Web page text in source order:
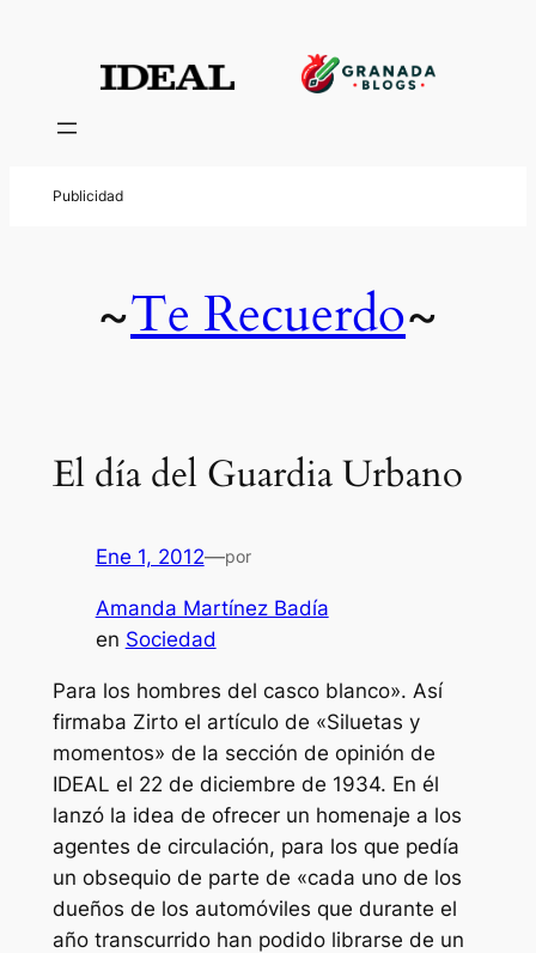
~Te Recuerdo~
El día del Guardia Urbano
Ene 1, 2012—por
Amanda Martínez Badía
en Sociedad
Para los hombres del casco blanco». Así
firmaba Zirto el artículo de «Siluetas y
momentos» de la sección de opinión de
IDEAL el 22 de diciembre de 1934. En él
lanzó la idea de ofrecer un homenaje a los
agentes de circulación, para los que pedía
un obsequio de parte de «cada uno de los
dueños de los automóviles que durante el
año transcurrido han podido librarse de un